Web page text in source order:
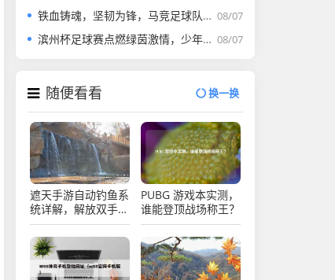
08/07
铁血铸魂，坚韧为锋，马竞足球队的百年传奇与精神图腾，马竞百年传奇，铁血铸魂，坚韧为锋的精神图腾
08/07
滨州杯足球赛点燃绿茵激情，少年逐梦展风采，滨州杯少年足球赛，逐梦绿茵展风采
随便看看 换一换
遮天手游自动钓鱼系
统详解，解放双手，
轻松坐收渔利，遮天
手游自动钓鱼系统详
解，解放双手，轻松
坐收渔利
PUBG 游戏本实测，
谁能登顶战场称王？